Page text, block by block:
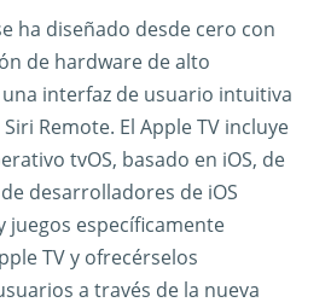
ha diseñado desde cero con
de hardware de alto
interfaz de usuario intuitiva
Remote. El Apple TV incluye
tvOS, basado en iOS, de
desarrolladores de iOS
juegos específicamente
TV y ofrecérselos
a través de la nueva